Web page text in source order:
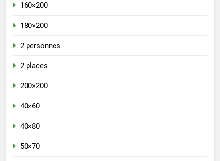
160×200
180×200
2 personnes
2 places
200×200
40×60
40×80
50×70